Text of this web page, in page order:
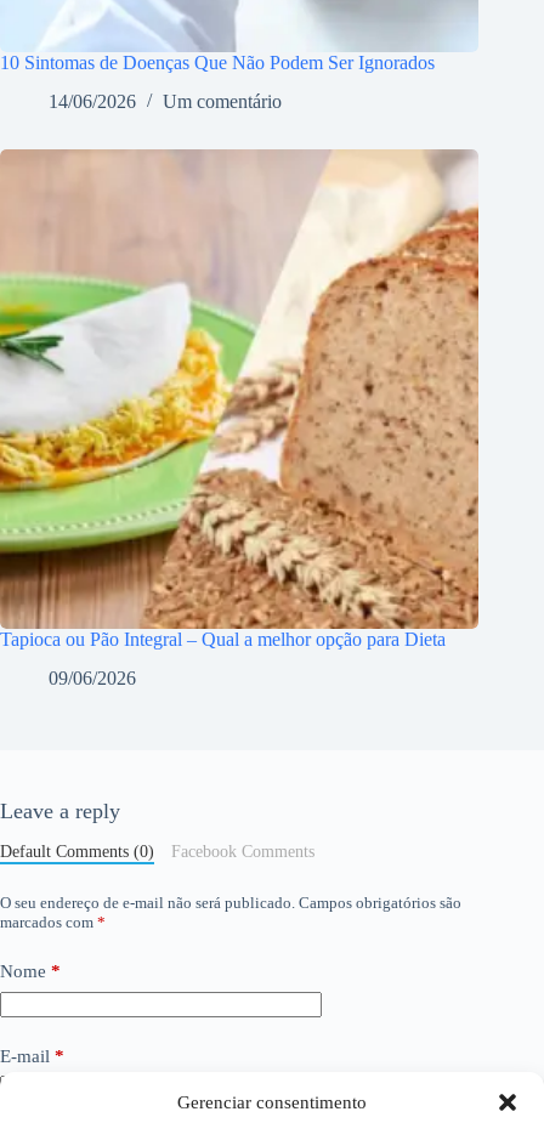
Gerenciar consentimento
10 Sintomas de Doenças Que Não Podem Ser Ignorados
14/06/2026
Um comentário
Tapioca ou Pão Integral – Qual a melhor opção para Dieta
09/06/2026
Leave a reply
Default Comments (0) Facebook Comments
O seu endereço de e-mail não será publicado. Campos obrigatórios são
marcados com *
Nome *
E-mail *